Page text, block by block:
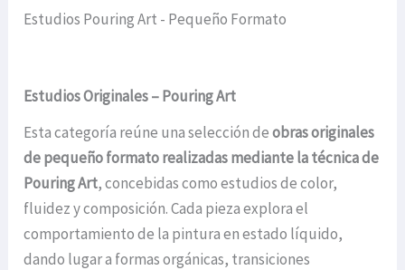
Estudios Pouring Art - Pequeño Formato
Estudios Originales – Pouring Art
Esta categoría reúne una selección deobras originales
de pequeño formato realizadas mediante la técnica de
Pouring Art, concebidas como estudios de color,
fluidez y composición. Cada pieza explora el
comportamiento de la pintura en estado líquido,
dando lugar a formas orgánicas, transiciones